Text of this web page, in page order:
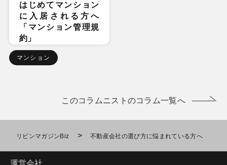
はじめてマンション
に入居される方へ
「マンション管理規
約」
マンション
このコラムニストのコラム一覧へ
リビンマガジンBiz > 不動産会社の選び方に悩まれている方へ